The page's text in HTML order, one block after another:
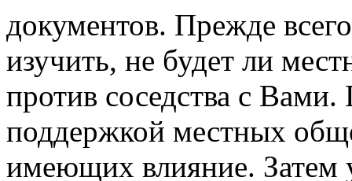
документов. Прежде
изучить, не будет ли
против соседства с Вами.
поддержкой местных
имеющих влияние. Затем